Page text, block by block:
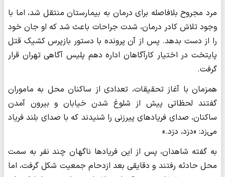
مرد مجروح بلافاصله برای درمان به بیمارستان منتقل شد، اما با
وجود تلاش کادر درمان، شدت جراحات باعث شد که او جان خود
را از دست بدهد. پس از آن پرونده با دستور بازپرس کشیک قتل
پایتخت در اختیار کارآگاهان اداره دهم پلیس آگاهی تهران قرار
گرفت.
همزمان با آغاز تحقیقات، تعدادی از ساکنان محل به ماموران
گفتند لحظاتی پیش از شلوغ شدن خیابان و بیرون آمدن
ساکنان، صدای فریادهای پیرزنی را شنیدند که با صدای بلند فریاد
می‌زد: «دزد، دزد.»
به گفته شاهدان، پس از این فریادها ناگهان چند نفر به سمت
محل حادثه رفتند و دقایقی بعد ازدحام جمعیت شکل گرفت، اما